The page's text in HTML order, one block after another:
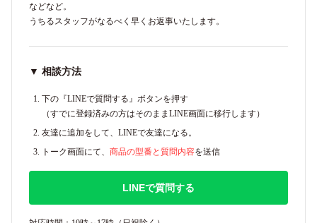
などなど。
うちるスタッフがなるべく早くお返事いたします。
▼ 相談方法
下の『LINEで質問する』ボタンを押す
（すでに登録済みの方はそのままLINE画面に移行します）
友達に追加をして、LINEで友達になる。
トーク画面にて、 商品の型番と質問内容を送信
LINEで質問する